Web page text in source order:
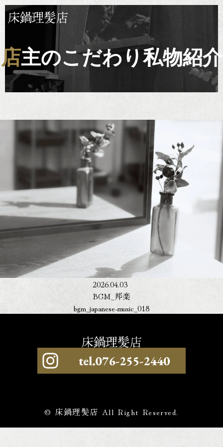
店主のこだわり私物紹介
2026.04.03
BGM_邦楽
bgm_japanese-music_018
© 床鍋理髪店 All Right Reserved.